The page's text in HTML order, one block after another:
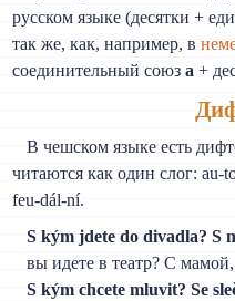
русском языке (десятки +
так же, как, например, в
соединительный союза +
В чешском языке есть
читаются как один слог: au-
feu-dál-ní.
S kým jdete do divadla? S
вы идете в театр? С
S kým chcete mluvit? Se